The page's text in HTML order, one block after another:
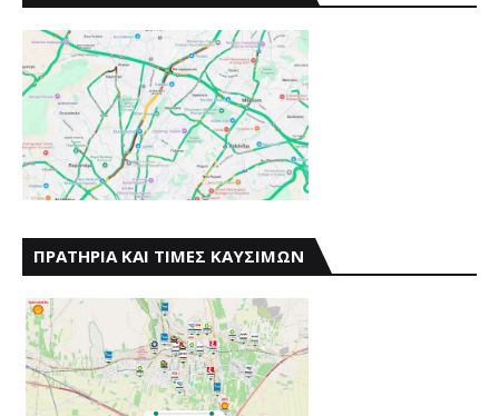
ΠΡΑΤΗΡΙΑ ΚΑΙ ΤΙΜΕΣ ΚΑΥΣΙΜΩΝ